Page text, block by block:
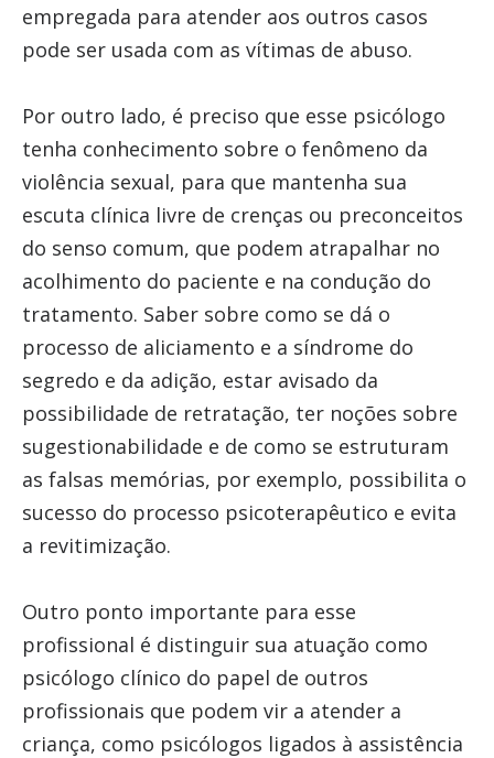
empregada para atender aos outros casos
pode ser usada com as vítimas de abuso.
Por outro lado, é preciso que esse psicólogo
tenha conhecimento sobre o fenômeno da
violência sexual, para que mantenha sua
escuta clínica livre de crenças ou preconceitos
do senso comum, que podem atrapalhar no
acolhimento do paciente e na condução do
tratamento. Saber sobre como se dá o
processo de aliciamento e a síndrome do
segredo e da adição, estar avisado da
possibilidade de retratação, ter noções sobre
sugestionabilidade e de como se estruturam
as falsas memórias, por exemplo, possibilita o
sucesso do processo psicoterapêutico e evita
a revitimização.
Outro ponto importante para esse
profissional é distinguir sua atuação como
psicólogo clínico do papel de outros
profissionais que podem vir a atender a
criança, como psicólogos ligados à assistência